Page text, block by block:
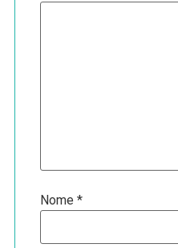
Nome*